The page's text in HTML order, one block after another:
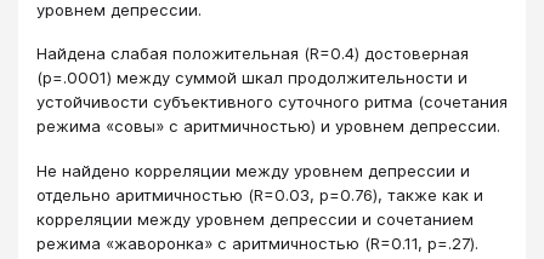
уровнем депрессии.
Найдена слабая положительная (R=0.4) достоверная
(p=.0001) между суммой шкал продолжительности и
устойчивости субъективного суточного ритма (сочетания
режима «совы» с аритмичностью) и уровнем депрессии.
Не найдено корреляции между уровнем депрессии и
отдельно аритмичностью (R=0.03, p=0.76), также как и
корреляции между уровнем депрессии и сочетанием
режима «жаворонка» с аритмичностью (R=0.11, p=.27).